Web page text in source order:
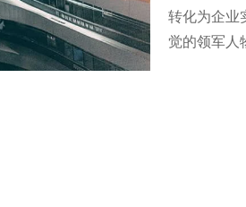
转化为企业
觉的领军人